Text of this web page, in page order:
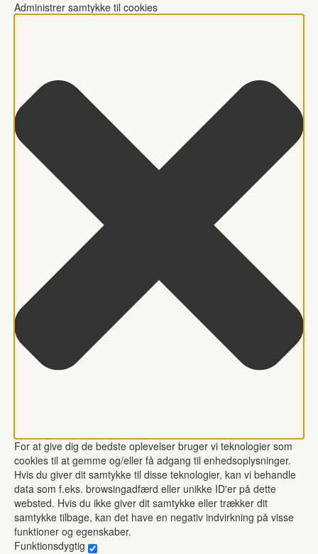
Administrer samtykke til cookies
For at give dig de bedste oplevelser bruger vi teknologier som
cookies til at gemme og/eller få adgang til enhedsoplysninger.
Hvis du giver dit samtykke til disse teknologier, kan vi behandle
data som f.eks. browsingadfærd eller unikke ID'er på dette
websted. Hvis du ikke giver dit samtykke eller trækker dit
samtykke tilbage, kan det have en negativ indvirkning på visse
funktioner og egenskaber.
Funktionsdygtig